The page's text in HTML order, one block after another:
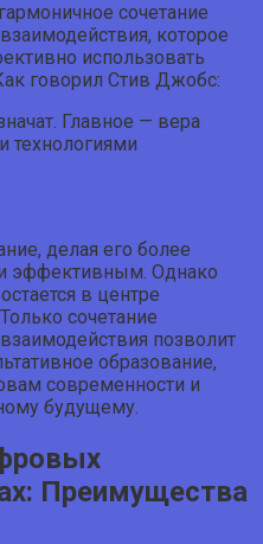
сочетание
которое
использовать
говорил Стив Джобс:
Главное — вера
технологиями
делая его более
эффективным. Однако
в центре
сочетание
позволит
образование,
современности и
будущему.
Преимущества